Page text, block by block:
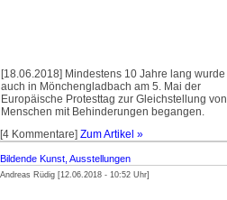
[18.06.2018] Mindestens 10 Jahre lang wurde
auch in Mönchengladbach am 5. Mai der
Europäische Protesttag zur Gleichstellung von
Menschen mit Behinderungen begangen.
[4 Kommentare] Zum Artikel »
Bildende Kunst, Ausstellungen
Andreas Rüdig [12.06.2018 - 10:52 Uhr]